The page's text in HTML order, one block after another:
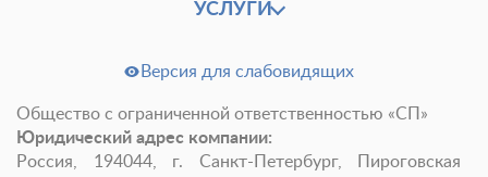
УСЛУГИ
Версия для слабовидящих
Общество с ограниченной ответственностью «СП»
Юридический адрес компании:
Россия, 194044, г. Санкт-Петербург, Пироговская